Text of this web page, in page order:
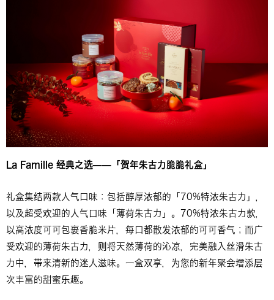
La Famille 经典之选——「贺年朱古力脆脆礼盒」
礼盒集结两款人气口味：包括醇厚浓郁的「70%特浓朱古力」，
以及超受欢迎的人气口味「薄荷朱古力」。70%特浓朱古力款，
以高浓度可可包裹香脆米片，每口都散发浓郁的可可香气；而广
受欢迎的薄荷朱古力，则将天然薄荷的沁凉，完美融入丝滑朱古
力中，带来清新的迷人滋味。一盒双享，为您的新年聚会增添层
次丰富的甜蜜乐趣。